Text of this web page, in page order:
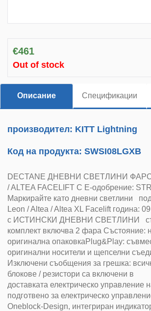
€461
Out of stock
Описание Спецификации
производител: KITT Lightning
Код на продукта:SWSI08LGXB
DECTANE ДНЕВНИ СВЕТЛИНИ
/ ALTEA FACELIFT С Е-одобрение:
Маркирайте като дневни светлини
Leon / Altea / Altea XL Facelift година:
с ИСТИНСКИ ДНЕВНИ СВЕТЛИНИ
комплект включва 2 фара Състояние:
оригинална опаковкаPlug&Play:
оригинални носители и щепселни
Изключени съобщения за грешка:
блокове / резистори са включени в
доставката електрическо управление
подготвено за електрическо
Oneblock-Design, интегриран